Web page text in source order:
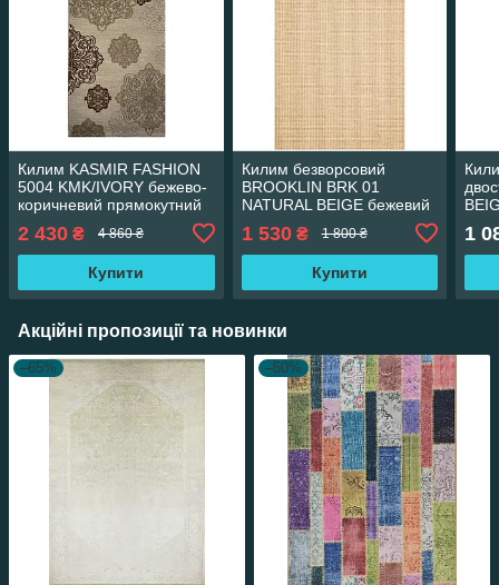
Килим KASMIR FASHION
5004 KMK/IVORY бежево-
коричневий прямокутний
2 430 ₴ 4 860 ₴
Купити
Килим безворсовий
BROOKLIN BRK 01
NATURAL BEIGE бежевий
прямокутний SALE 80*150
см
1 530₴ 1 800 ₴
Купити
1
Акційні пропозиції та новинки
–65% –50%